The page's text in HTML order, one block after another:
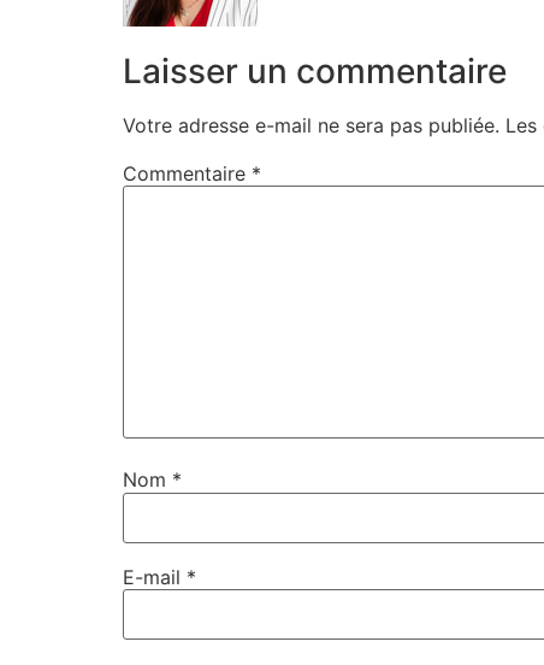
Laisser un commentaire
Votre adresse e-mail ne sera pas publiée.
Commentaire *
Nom *
E-mail *